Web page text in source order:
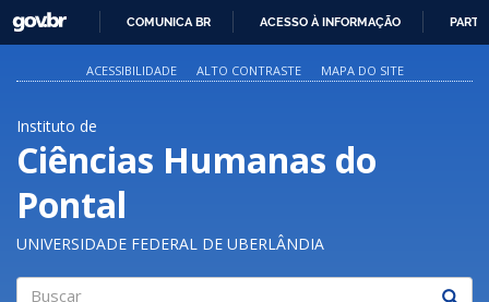
PARA
O
GOVBR
COMUNICA BR ACESSO À INFORMAÇÃO
ACESSIBILIDADE ALTO CONTRASTE MAPA DO SITE
Instituto de
Ciências Humanas do
Pontal
UNIVERSIDADE FEDERAL DE UBERLÂNDIA